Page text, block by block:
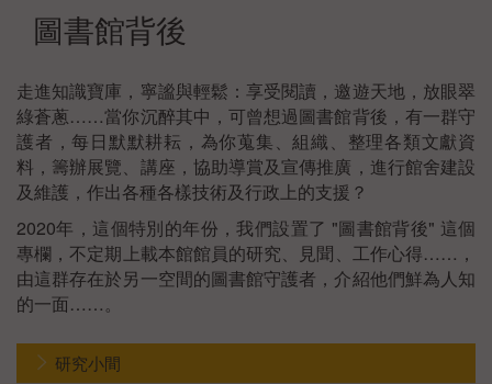
圖書館背後
走進知識寶庫，寧謐與輕鬆：享受閱讀，邀遊天地，放眼翠
綠蒼蔥……當你沉醉其中，可曾想過圖書館背後，有一群守
護者，每日默默耕耘，為你蒐集、組織、整理各類文獻資
料，籌辦展覽、講座，協助導賞及宣傳推廣，進行館舍建設
及維護，作出各種各樣技術及行政上的支援？
2020年，這個特別的年份，我們設置了 "圖書館背後" 這個
專欄，不定期上載本館館員的研究、見聞、工作心得……，
由這群存在於另一空間的圖書館守護者，介紹他們鮮為人知
的一面……。
研究小間